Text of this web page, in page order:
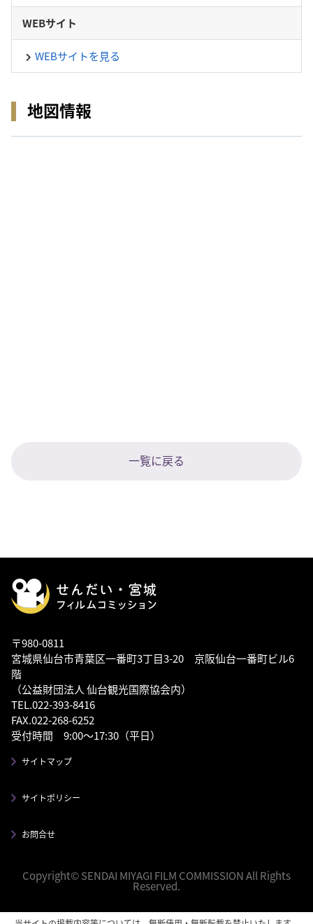
WEBサイト
WEBサイトを見る
地図情報
一覧に戻る
〒980-0811
宮城県仙台市青葉区一番町3丁目3-20 京阪仙台一番町ビル6
階
（公益財団法人 仙台観光国際協会内）
TEL.022-393-8416
FAX.022-268-6252
受付時間 9:00～17:30（平日）
サイトマップ
サイトポリシー
お問合せ
Copyright© SENDAI MIYAGI FILM COMMISSION All Rights
Reserved.